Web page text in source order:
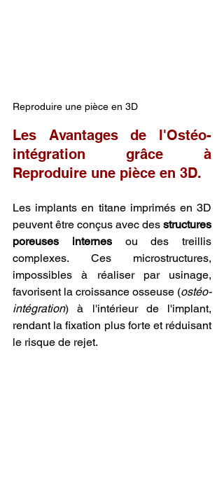
Reproduire une pièce en 3D
Les Avantages de l'Ostéo-
intégration grâce à
Reproduire une pièce en 3D.
Les implants en titane imprimés en 3D
peuvent être conçus avec des structures
poreuses internes ou des treillis
complexes. Ces microstructures,
impossibles à réaliser par usinage,
favorisent la croissance osseuse (ostéo-
intégration) à l'intérieur de l'implant,
rendant la fixation plus forte et réduisant
le risque de rejet.